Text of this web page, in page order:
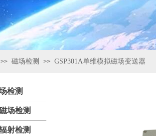
>> 磁场检测 >> GSP301A单维模拟磁场变送器
检测
场检测
射检测